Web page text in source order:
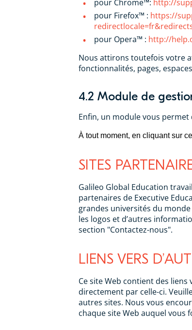
pour Chrome™: http://
pour Firefox™ : https://
pour Opera™ : http://
Nous attirons toutefois votre
fonctionnalités, pages,
4.2 Module de
Enfin, un module vous
À tout moment, en cliquant sur
SITES
Galileo Global Education
partenaires de Executive
grandes universités du
les logos et d’autres
section "Contactez-nous".
LIENS VERS
Ce site Web contient des
directement par celle-ci.
autres sites. Nous vous
chaque site Web auquel vous